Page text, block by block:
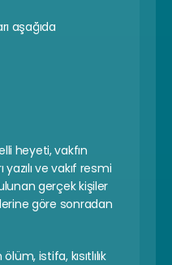
aşağıda
heyeti, vakfın
ve vakıf resmi
gerçek kişiler
göre sonradan
istifa, kısıtlılık